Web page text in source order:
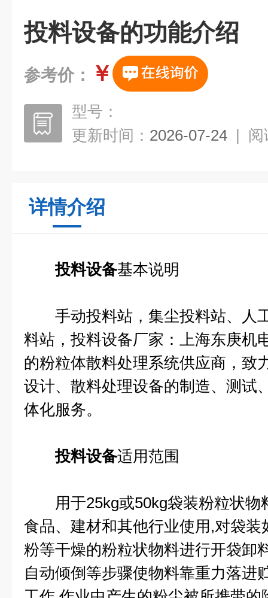
投料设备的功能介绍
参考价： ￥
型号：
更新时间： 2026-07-24 | 阅
详情介绍
投料设备基本说明
手动投料站，集尘投料站、人
料站，投料设备厂家：上海东庚机
的粉粒体散料处理系统供应商，致
设计、散料处理设备的制造、测试
体化服务。
投料设备适用范围
用于25kg或50kg袋装粉粒状物
食品、建材和其他行业使用,对袋
粉等干燥的粉粒状物料进行开袋卸
自动倾倒等步骤使物料靠重力落进